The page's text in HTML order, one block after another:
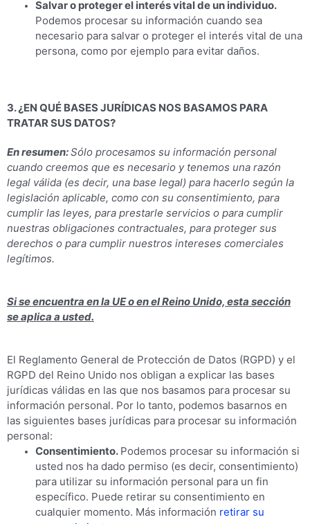
Salvar o proteger el interés vital de un individuo.
Podemos procesar su información cuando sea
necesario para salvar o proteger el interés vital de una
persona, como por ejemplo para evitar daños.
3. ¿EN QUÉ BASES JURÍDICAS NOS BASAMOS PARA
TRATAR SUS DATOS?
En resumen:Sólo procesamos su información personal
cuando creemos que es necesario y tenemos una razón
legal válida (es decir, una base legal) para hacerlo según la
legislación aplicable, como con su consentimiento, para
cumplir las leyes, para prestarle servicios o para cumplir
nuestras obligaciones contractuales, para proteger sus
derechos o para cumplir nuestros intereses comerciales
legítimos.
Si se encuentra en la UE o en el Reino Unido, esta sección
se aplica a usted.
El Reglamento General de Protección de Datos (RGPD) y el
RGPD del Reino Unido nos obligan a explicar las bases
jurídicas válidas en las que nos basamos para procesar su
información personal. Por lo tanto, podemos basarnos en
las siguientes bases jurídicas para procesar su información
personal:
Consentimiento. Podemos procesar su información si
usted nos ha dado permiso (es decir, consentimiento)
para utilizar su información personal para un fin
específico. Puede retirar su consentimiento en
cualquier momento. Más información retirar su